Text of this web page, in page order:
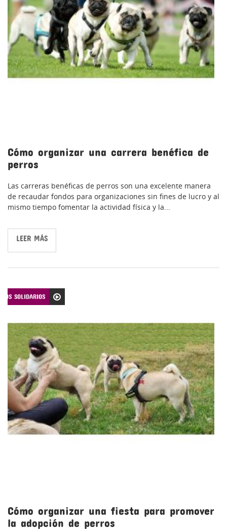
Cómo organizar una carrera benéfica de
perros
Las carreras benéficas de perros son una excelente manera
de recaudar fondos para organizaciones sin fines de lucro y al
mismo tiempo fomentar la actividad física y la...
LEER MÁS
SOLIDARIOS
Cómo organizar una fiesta para promover
la adopción de perros